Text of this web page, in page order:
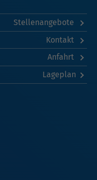
Stellenangebote
Kontakt
Anfahrt
Lageplan